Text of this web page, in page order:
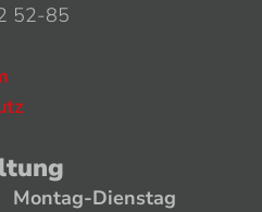
52-85
Montag-Dienstag